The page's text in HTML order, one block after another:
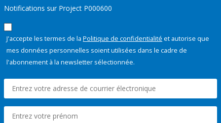
Notifications sur Project P000600
J'accepte les termes de la Politique de confidentialité et autorise que
mes données personnelles soient utilisées dans le cadre de
l'abonnement à la newsletter sélectionnée.